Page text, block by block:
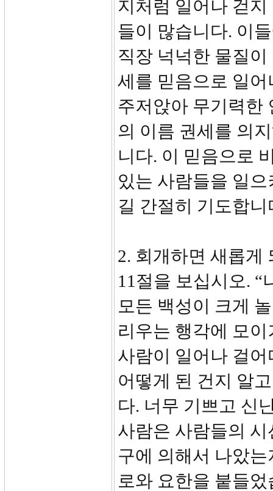
지처럼 일어나 걷
들이 많습니다. 이
직장 넉넉한 물질
세를 믿음으로 일
주저앉아 무기력한
의 이름 권세를 의
니다. 이 믿음으로
있는 사람들을 일
길 간절히 기도합니
2. 회개하면 새롭게
11절을 보십시오.
모든 백성이 크게
리우는 행각에 모
사람이 일어나 걸
어떻게 된 건지 알
다. 너무 기쁘고 신
사람은 사람들의
구에 의해서 나았
로와 요한을 붙들